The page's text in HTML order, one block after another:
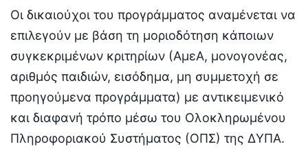
Οι δικαιούχοι του προγράμματος αναμένεται να
επιλεγούν με βάση τη μοριοδότηση κάποιων
συγκεκριμένων κριτηρίων (ΑμεΑ, μονογονέας,
αριθμός παιδιών, εισόδημα, μη συμμετοχή σε
προηγούμενα προγράμματα) με αντικειμενικό
και διαφανή τρόπο μέσω του Ολοκληρωμένου
Πληροφοριακού Συστήματος (ΟΠΣ) της ΔΥΠΑ.